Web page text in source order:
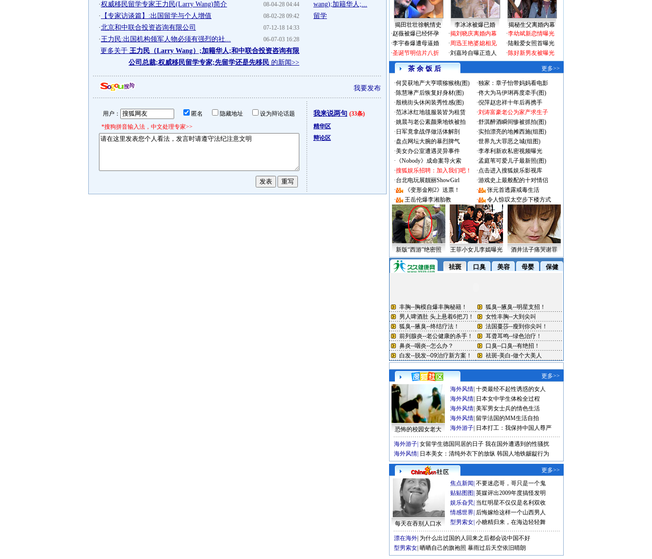
08-04-28 04:44
·权威移民留学专家王力民(Larry Wang)简介
08-02-28 09:42
· 【专家访谈篇】:出国留学与个人增值
07-12-18 14:33
·北京和中联合投资咨询有限公司
06-07-03 16:28
·王力民:出国机构领军人物必须有强烈的社...
更多关于 王力民（Larry Wang）;加籍华人;和中联合投资咨询有限
公司总裁;权威移民留学专家;先留学还是先移民 的新闻>>
wang);加籍华人;...
留学
我要发布
用户： 匿名 隐藏地址
设为辩论话题
*搜狗拼音输入法，中文处理专家>>
我来说两句 (33条)
精华区
辩论区
揭田壮壮徐帆情史 李冰冰被爆已婚
揭秘生父离婚内幕
·赵薇被爆已经怀孕
·李宇春爆遭母逼婚
·圣诞节明信片八折
·揭刘晓庆离婚内幕
·周迅王艳婆媳相见
·刘嘉玲自曝正造人
·李幼斌新恋情曝光
·陆毅爱女照首曝光
·陈好新男友被曝光
茶 余 饭 后 更多>>
·何炅获地产大亨喂猕猴桃(图) ·独家：章子怡带妈妈看电影
·陈慧琳产后恢复好身材(图) ·佟大为马伊琍再度牵手(图)
·殷桃街头休闲装秀性感(图) ·倪萍赵忠祥十年后再携手
·范冰冰红地毯服装皆为租赁 ·刘涛富豪老公为家产求生子
·姚晨与老公素颜乘地铁被拍 ·舒淇醉酒瞬间惨被抓拍(图)
· 日军竟拿战俘做活体解剖 ·实拍漂亮的地摊西施(组图)
·盘点网坛大腕的暴烈脾气 ·世界九大罪恶之城(组图)
·美女办公室遭遇灵异事件 ·李孝利新欢私密视频曝光
· 《Nobody》成命案导火索 ·孟庭苇可爱儿子最新照(图)
·搜狐娱乐招聘：加入我们吧！ ·点击进入搜狐娱乐影视库
·台北电玩展靓丽ShowGirl ·游戏史上最般配的十对情侣
·
《变形金刚2》送票！ ·
张元首透露戒毒生活
·
王岳伦爆李湘胎教 · 令人惊叹太空步下楼方式
新版“西游”绝密照 王菲小女儿李嫣曝光 酒井法子痛哭谢罪
更多>>
恐怖的校园女老大
海外风情 十类最经不起性诱惑的女人
海外风情 日本女中学生体检全过程
海外风情 美军男女士兵的情色生活
海外风情 留学法国的MM生活自拍
海外游子 日本打工：我保持中国人尊严
海外游子 女留学生德国同居的日子 我在国外遭遇到的性骚扰
海外风情 日本美女：清纯外衣下的放纵 韩国人地铁龌龊行为
更多>>
每天在吞别人口水
焦点新闻 不要迷恋哥，哥只是一个鬼
贴贴图图 英媒评出2009年度搞怪发明
娱乐旮旯 当红明星不仅仅是名利双收
情感世界 后悔嫁给这样一个山西男人
型男索女 小糖精归来，在海边轻轻舞
漂在海外 为什么出过国的人回来之后都会说中国不好
型男索女 晒晒自己的旗袍照 暴雨过后天空依旧晴朗